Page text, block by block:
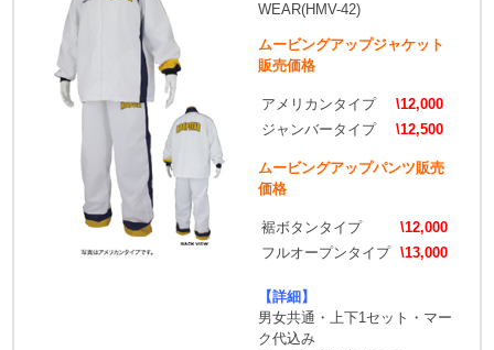
WEAR(HMV-42)
ムービングアップジャケット
販売価格
アメリカンタイプ
\12,000
ジャンバータイプ
\12,500
ムービングアップパンツ販売
価格
裾ボタンタイプ
\12,000
フルオープンタイプ \13,000
【詳細】
男女共通・上下1セット・マー
ク代込み